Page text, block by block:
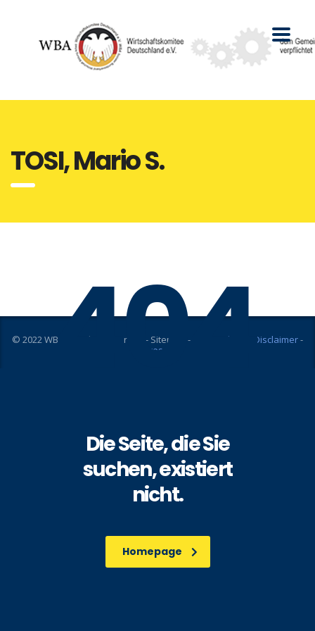
TOSI, Mario S.
404
Die Seite, die Sie
suchen, existiert
nicht.
Homepage
© 2022 WBA All rights reserved - Sitemap - Datenschutz Disclaimer-
Impressum